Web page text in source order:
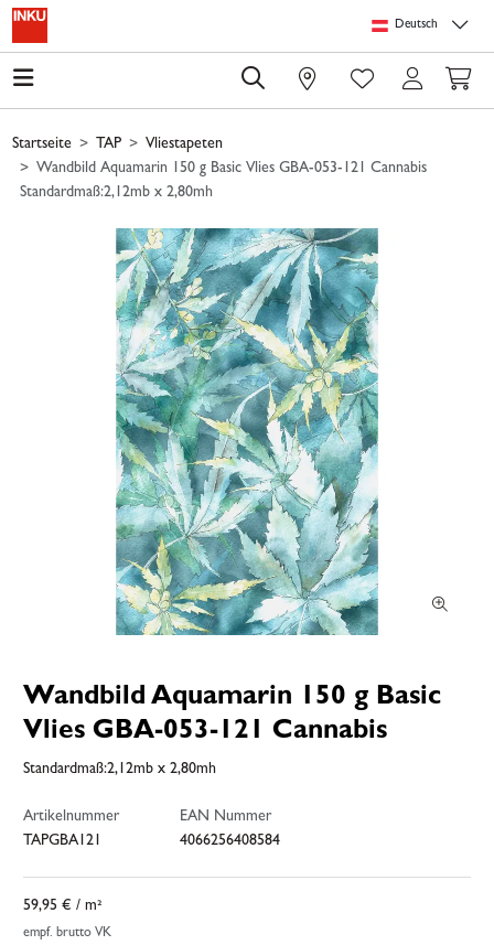
Springe zu Hauptinhalt
Deutsch
0
Startseite TAP
Vliestapeten
Wandbild Aquamarin 150 g Basic Vlies GBA-053-121 Cannabis
Standardmaß:2,12mb x 2,80mh
Wandbild Aquamarin 150 g Basic
Vlies GBA-053-121 Cannabis
Standardmaß:2,12mb x 2,80mh
Artikelnummer
TAPGBA121
EAN Nummer
4066256408584
59,95 € / m²
empf. brutto VK